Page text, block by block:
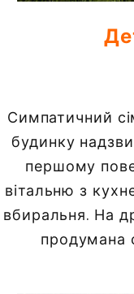
Симпатичний
будинку
першому
вітальню з
вбиральня. На
продумана